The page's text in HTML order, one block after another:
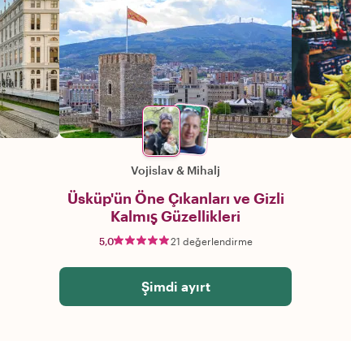
Vojislav& Mihalj
Üsküp'ün Öne Çıkanları ve Gizli
Kalmış Güzellikleri
5,0 21 değerlendirme
Şimdi ayırt